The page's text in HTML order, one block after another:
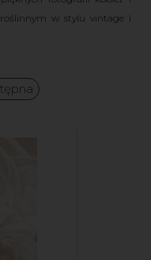
w stylu vintage i